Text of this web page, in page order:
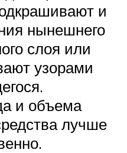
и
нынешнего
слоя или
узорами
и объема
лучше